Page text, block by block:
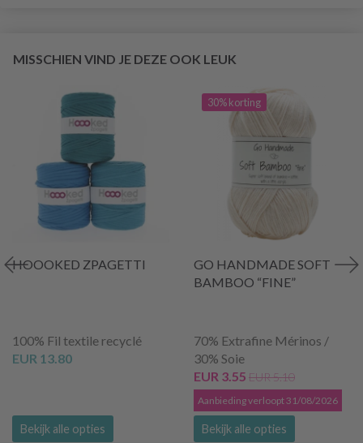
MISSCHIEN VIND JE DEZE OOK LEUK
HOOOKED ZPAGETTI
100% Fil textile recyclé
EUR 13.80
Bekijk alle opties
30% korting
GO HANDMADE SOFT
BAMBOO “FINE”
70% Extrafine Mérinos /
30% Soie
EUR 3.55 EUR 5.10
Aanbieding verloopt 31/08/2026
Bekijk alle opties